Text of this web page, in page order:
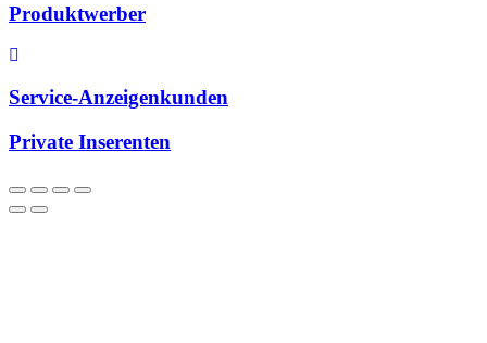
Produktwerber
Service-Anzeigenkunden
Private Inserenten